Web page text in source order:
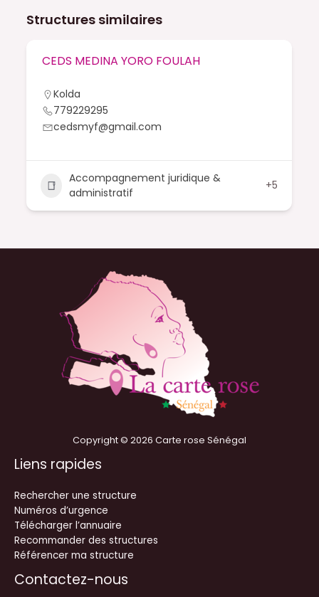
Structures similaires
CEDS MEDINA YORO FOULAH
Kolda
779229295
cedsmyf@gmail.com
Accompagnement juridique &
administratif
+5
Copyright © 2026 Carte rose Sénégal
Liens rapides
Rechercher une structure
Numéros d’urgence
Télécharger l’annuaire
Recommander des structures
Référencer ma structure
Contactez-nous